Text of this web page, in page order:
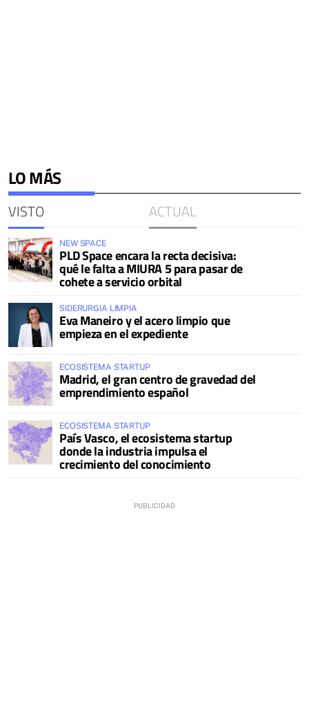
LO MÁS
VISTO ACTUAL
NEW SPACE
PLD Space encara la recta decisiva:
qué le falta a MIURA 5 para pasar de
cohete a servicio orbital
SIDERURGIA LIMPIA
Eva Maneiro y el acero limpio que
empieza en el expediente
ECOSISTEMA STARTUP
Madrid, el gran centro de gravedad del
emprendimiento español
ECOSISTEMA STARTUP
País Vasco, el ecosistema startup
donde la industria impulsa el
crecimiento del conocimiento